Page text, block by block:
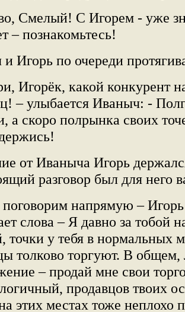
Смелый! С Игорем - уже
– познакомьтесь!
Игорь по очереди
Игорёк, какой конкурент
– улыбается Иваныч: -
а скоро полрынка своих
от Иваныча Игорь
разговор был для него
напрямую –
слова – Я давно за тобой
точки у тебя в нормальных
толково торгуют. В
– продай мне свои
продавцов твоих
этих местах тоже неплохо